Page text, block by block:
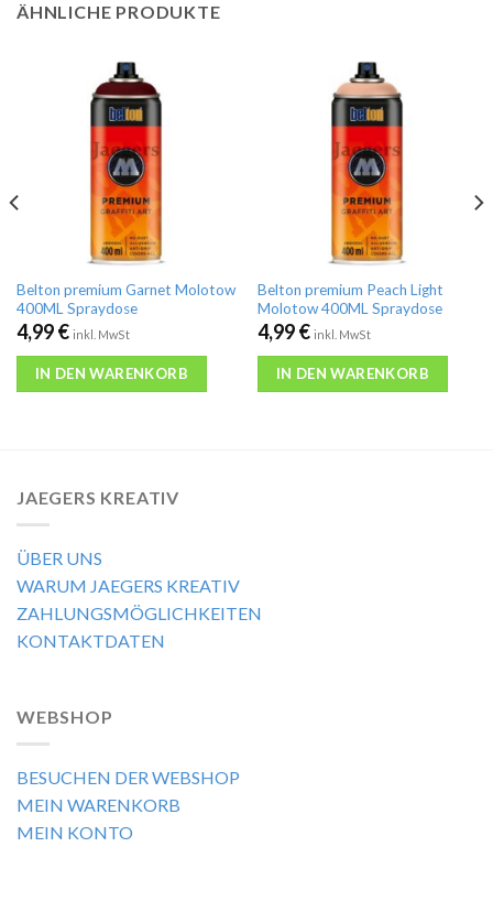
ÄHNLICHE PRODUKTE
Belton premium Garnet Molotow
400ML Spraydose
4,99€ inkl. MwSt
IN DEN WARENKORB
Belton premium Peach Light
Molotow 400ML Spraydose
4,99€ inkl. MwSt
IN DEN WARENKORB
JAEGERS KREATIV
ÜBER UNS
WARUM JAEGERS KREATIV
ZAHLUNGSMÖGLICHKEITEN
KONTAKTDATEN
WEBSHOP
BESUCHEN DER WEBSHOP
MEIN WARENKORB
MEIN KONTO